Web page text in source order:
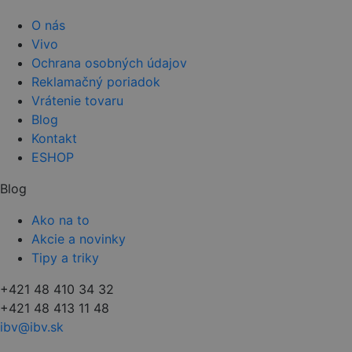
O nás
Vivo
Ochrana osobných údajov
Reklamačný poriadok
Vrátenie tovaru
Blog
Kontakt
ESHOP
Blog
Ako na to
Akcie a novinky
Tipy a triky
+421 48 410 34 32
+421 48 413 11 48
ibv@ibv.sk